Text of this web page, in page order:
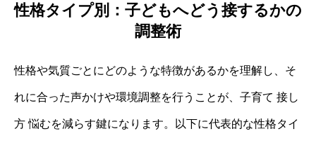
性格タイプ別：子どもへどう接するかの
調整術
性格や気質ごとにどのような特徴があるかを理解し、そ
れに合った声かけや環境調整を行うことが、子育て 接し
方 悩むを減らす鍵になります。以下に代表的な性格タイ